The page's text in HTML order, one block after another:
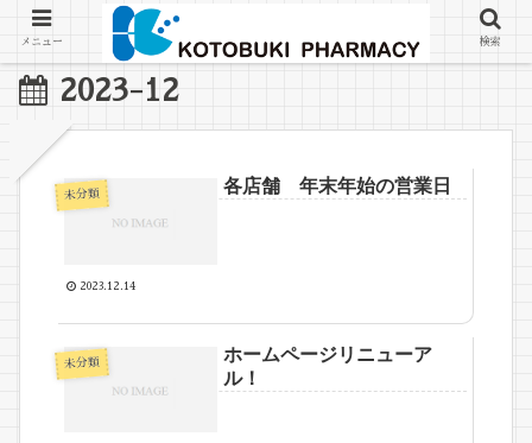
2023-12
未分類 各店舗 年末年始の営業日
2023.12.14
未分類
ホームページリニューア
ル！
メニュー 検索